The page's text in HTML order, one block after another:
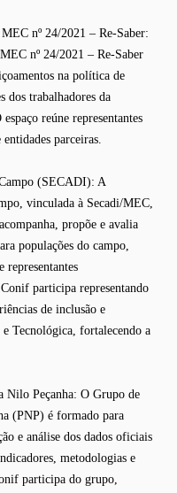
nº 24/2021 – Re-Saber:
nº 24/2021 – Re-Saber
na política de
dos trabalhadores da
reúne representantes
parceiras.
(SECADI): A
vinculada à Secadi/MEC,
propõe e avalia
populações do campo,
representantes
participa representando
de inclusão e
Tecnológica, fortalecendo a
Nilo Peçanha: O Grupo de
(PNP) é formado para
e análise dos dados oficiais
metodologias e
participa do grupo,